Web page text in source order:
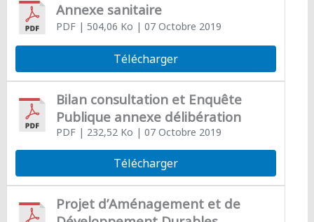
Annexe sanitaire
PDF| 504,06 Ko | 07 Octobre 2019
Télécharger
Bilan consultation et Enquête
Publique annexe délibération
PDF| 232,52 Ko | 07 Octobre 2019
Télécharger
Projet d’Aménagement et de